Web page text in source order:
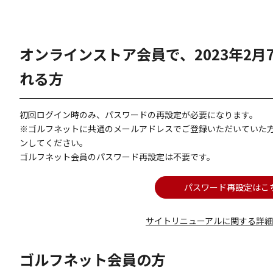
オンラインストア会員で、2023年2
れる方
初回ログイン時のみ、パスワードの再設定が必要になります。
※ゴルフネットに共通のメールアドレスでご登録いただいていた
ンしてください。
ゴルフネット会員のパスワード再設定は不要です。
パスワード再設定はこ
サイトリニューアルに関する詳
ゴルフネット会員の方